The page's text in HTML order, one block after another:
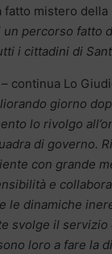
fatto mistero
percorso fatto
i cittadini di
continua Lo
giorno
lo rivolgo
di governo.
con grande
e
le dinamiche
svolge il
loro a fare la